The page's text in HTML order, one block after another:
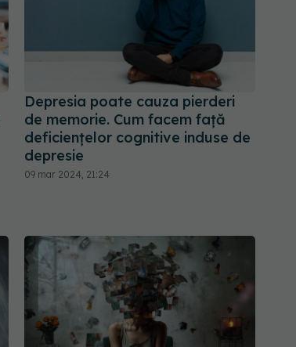
Depresia poate cauza pierderi
de memorie. Cum facem față
deficiențelor cognitive induse de
depresie
09 mar 2024, 21:24